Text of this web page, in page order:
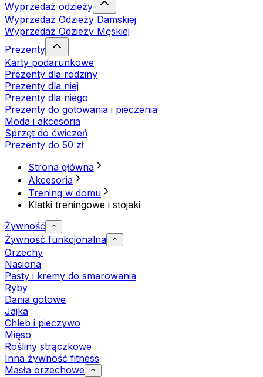
Wyprzedaż odzieży
Wyprzedaż Odzieży Damskiej
Wyprzedaż Odzieży Męskiej
Prezenty
Karty podarunkowe
Prezenty dla rodziny
Prezenty dla niej
Prezenty dla niego
Prezenty do gotowania i pieczenia
Moda i akcesoria
Sprzęt do ćwiczeń
Prezenty do 50 zł
Strona główna
Akcesoria
Trening w domu
Klatki treningowe i stojaki
Żywność
Żywność funkcjonalna
Orzechy
Nasiona
Pasty i kremy do smarowania
Ryby
Dania gotowe
Jajka
Chleb i pieczywo
Mięso
Rośliny strączkowe
Inna żywność fitness
Masła orzechowe